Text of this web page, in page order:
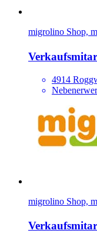
migrolino Shop,
4914
migrolino Shop,